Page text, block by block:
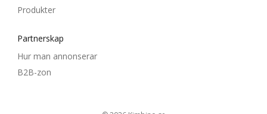
Produkter
Partnerskap
Hur man annonserar
B2B-zon